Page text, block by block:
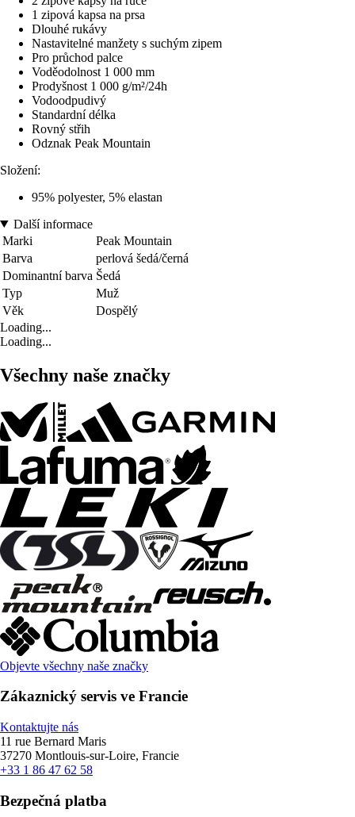
1 zipová kapsa na prsa
Dlouhé rukávy
Nastavitelné manžety s suchým zipem
Pro průchod palce
Voděodolnost 1 000 mm
Prodyšnost 1 000 g/m²/24h
Vodoodpudivý
Standardní délka
Rovný střih
Odznak Peak Mountain
Složení:
95% polyester, 5% elastan
Další informace
Marki
Peak Mountain
Barva
perlová šedá/černá
Dominantní barva Šedá
Typ
Muž
Věk
Dospělý
Loading...
Loading...
Všechny naše značky
Objevte všechny naše značky
Zákaznický servis ve Francie
Kontaktujte nás
11 rue Bernard Maris
37270 Montlouis-sur-Loire, Francie
+33 1 86 47 62 58
Bezpečná platba